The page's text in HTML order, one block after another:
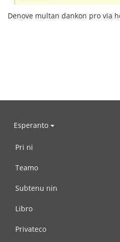
Denove multan dankon pro via
Esperanto
Pri ni
Teamo
Subtenu nin
Libro
Privateco